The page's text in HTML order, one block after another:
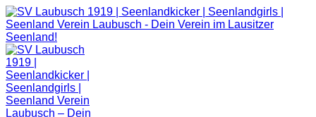
Zum
Inhalt
springen